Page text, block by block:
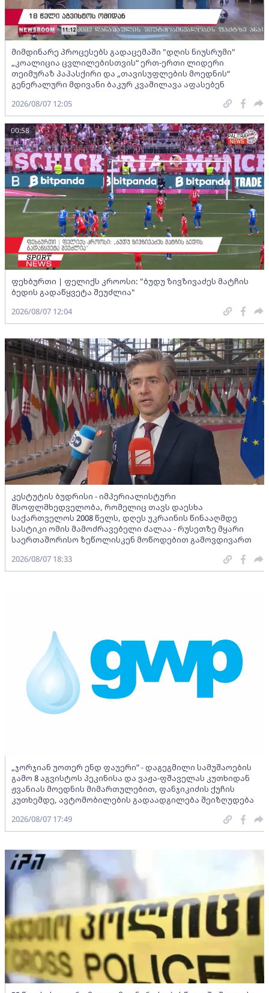
მიმდინარე პროცესებს გადაცემაში "დღის ნიუსრუმი"
„კოალიცია ცვლილებისთვის“ ერთ-ერთი ლიდერი
თეიმურაზ პაპასქირი და „თავისუფლების მოედნის“
გენერალური მდივანი ბაკურ კვაშილავა აფასებენ
2026/08/07 12:05
ფეხბურთი | ფელიქს კროოსი: "ბუდუ ზივზივაძეს მატჩის
ბედის გადაწყვეტა შეუძლია"
00:58
2026/08/07 12:04
კესტუტის ბუდრისი - იმპერიალისტური
მსოფლმხედველობა, რომელიც თავს დაესხა
საქართველოს 2008 წელს, დღეს უკრაინის წინააღმდე
სასტიკი ომის მამოძრავებელი ძალაა - რუსეთზე მყარი
საერთაშორისო ზეწოლისკენ მოწოდებით გამოვდივართ
2026/08/07 18:33
„ჯორჯიან უოთერ ენდ ფაუერი” - დაგეგმილი სამუშაოების
გამო 8 აგვისტოს პეკინისა და ვაჟა-ფშაველას კუთხიდან
ჟვანიას მოედნის მიმართულებით, ფანჯიკიძის ქუჩის
კუთხემდე, ავტომობილების გადაადგილება შეიზღუდება
2026/08/07 17:49